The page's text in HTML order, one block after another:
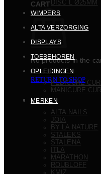
CART
No products in the
RETURN TO SHOP
DISC L Ø25MM
WIMPERS
ALTA VERZORGING
DISPLAYS
TOEBEHOREN
OPLEIDINGEN
PEDICURE
MANICURE
MERKEN
ALTA NAILS
JOIA
BY LA NATURE
STALEKS
STALENA
ITLA
MARATHON
ROUBLOFF
KMIZ